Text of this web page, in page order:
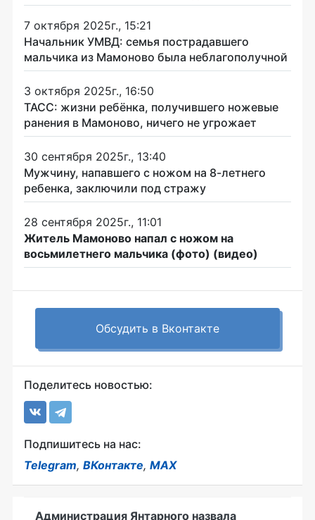
7 октября 2025г., 15:21
Начальник УМВД: семья пострадавшего
мальчика из Мамоново была неблагополучной
3 октября 2025г., 16:50
ТАСС: жизни ребёнка, получившего ножевые
ранения в Мамоново, ничего не угрожает
30 сентября 2025г., 13:40
Мужчину, напавшего с ножом на 8-летнего
ребенка, заключили под стражу
28 сентября 2025г., 11:01
Житель Мамоново напал с ножом на
восьмилетнего мальчика (фото) (видео)
Обсудить в Вконтакте
Поделитесь новостью:
Подпишитесь на нас:
Telegram, ВКонтакте, MAX
Администрация Янтарного назвала